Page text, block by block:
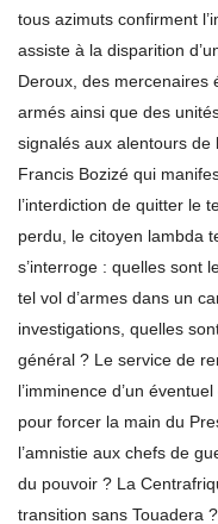
tous azimuts confirment
assiste à la disparition
Deroux, des mercenaires
armés ainsi que des
signalés aux alentours
Francis Bozizé qui
l’interdiction de quitter le
perdu, le citoyen lambda
s’interroge : quelles sont
tel vol d’armes dans un
investigations, quelles
général ? Le service de
l’imminence d’un
pour forcer la main du
l’amnistie aux chefs de
du pouvoir ? La
transition sans Touadera